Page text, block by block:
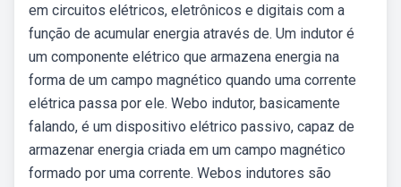
em circuitos elétricos, eletrônicos e digitais com a
função de acumular energia através de. Um indutor é
um componente elétrico que armazena energia na
forma de um campo magnético quando uma corrente
elétrica passa por ele. Webo indutor, basicamente
falando, é um dispositivo elétrico passivo, capaz de
armazenar energia criada em um campo magnético
formado por uma corrente. Webos indutores são